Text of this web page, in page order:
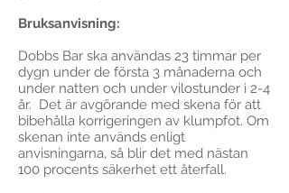
Bruksanvisning:
Dobbs Bar ska användas 23 timmar per
dygn under de första 3 månaderna och
under natten och under vilostunder i 2-4
år. Det är avgörande med skena för att
bibehålla korrigeringen av klumpfot. Om
skenan inte används enligt
anvisningarna, så blir det med nästan
100 procents säkerhet ett återfall.